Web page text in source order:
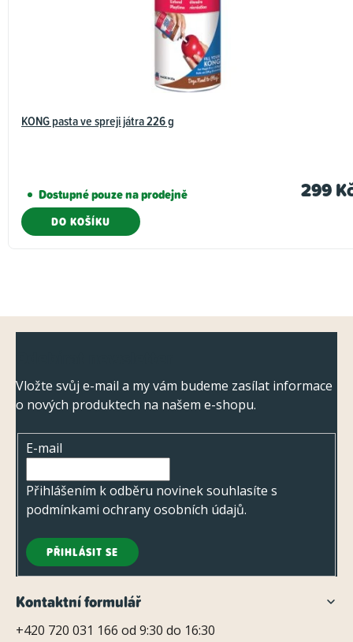
KONG pasta ve spreji játra 226 g
Dostupné pouze na prodejně 299
DO KOŠÍKU
Vložte svůj e-mail a my vám budeme zasílat informace
o nových produktech na našem e-shopu.
E-mail
Přihlášením k odběru novinek souhlasíte s
podmínkami ochrany osobních údajů.
PŘIHLÁSIT SE
Kontaktní formulář
+420 720 031 166 od 9:30 do 16:30